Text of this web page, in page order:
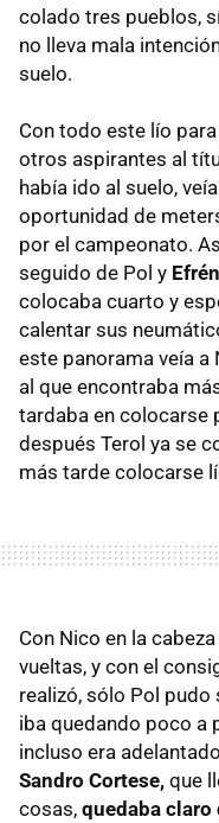
colado tres pueblos,
no lleva mala
suelo.
Con todo este lío
otros aspirantes al
había ido al suelo,
oportunidad de
por el campeonato.
seguido de Pol y
colocaba cuarto y
calentar sus
este panorama veía a
al que encontraba
tardaba en colocarse
después Terol ya se
más tarde colocarse
Con Nico en la
vueltas, y con el
realizó, sólo Pol pudo
iba quedando poco a
incluso era
Sandro Cortese, que
cosas, quedaba claro